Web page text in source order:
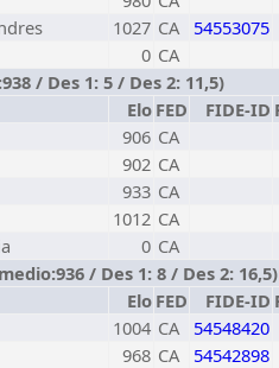
1027 CA
54553075
0 CA
/ Des 1: 5 / Des 2: 11,5)
Elo FED FIDE-ID
906 CA
902 CA
933 CA
1012 CA
0 CA
/ Des 1: 8 / Des 2: 16,5)
Elo FED FIDE-ID
1004 CA
54548420
968 CA
54542898